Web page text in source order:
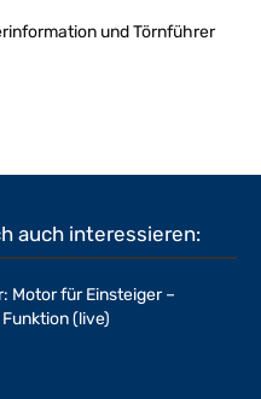
und Törnführer
auch interessieren:
Motor für Einsteiger –
(live)